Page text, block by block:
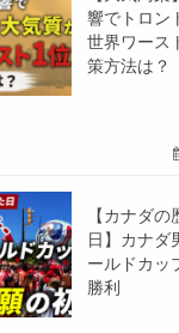
響でトロン
世界ワース
策方法は？
【カナダ
日】カナダ
ールドカッ
勝利